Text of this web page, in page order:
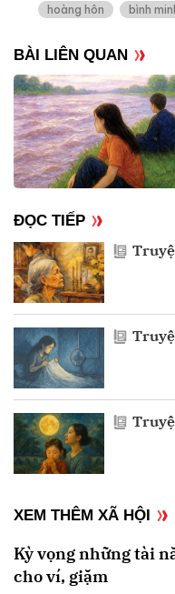
hoàng hôn
bình
BÀI LIÊN QUAN
ĐỌC TIẾP
XEM THÊM XÃ HỘI
Kỳ vọng những tài
cho ví, giặm